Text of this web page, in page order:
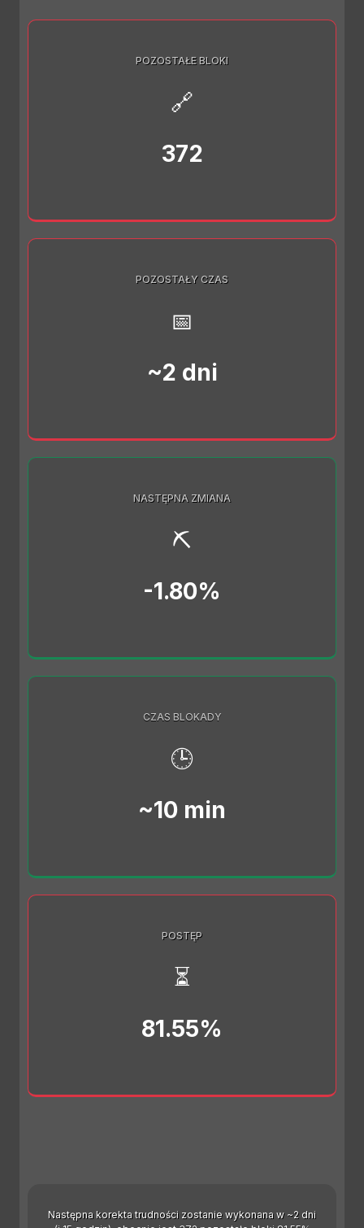
POZOSTAŁE BLOKI
🔗
372
POZOSTAŁY CZAS
📅
~2 dni
NASTĘPNA ZMIANA
⛏️
-1.80%
CZAS BLOKADY
🕒
~10 min
POSTĘP
⏳
81.55%
Następna korekta trudności zostanie wykonana w ~2 dni